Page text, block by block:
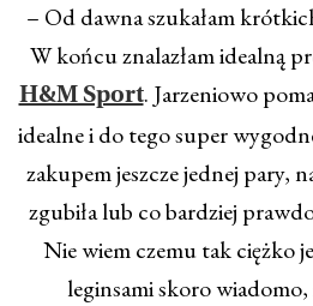
– Od dawna szukałam
W końcu znalazłam idealną
H&M Sport. Jarzeniowo
idealne i do tego super
zakupem jeszcze jednej pary,
zgubiła lub co bardziej
Nie wiem czemu tak ciężko
leginsami skoro